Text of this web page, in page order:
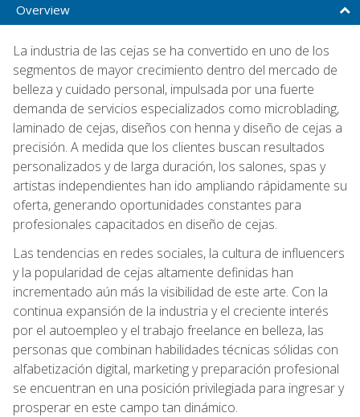
Overview
La industria de las cejas se ha convertido en uno de los
segmentos de mayor crecimiento dentro del mercado de
belleza y cuidado personal, impulsada por una fuerte
demanda de servicios especializados como microblading,
laminado de cejas, diseños con henna y diseño de cejas a
precisión. A medida que los clientes buscan resultados
personalizados y de larga duración, los salones, spas y
artistas independientes han ido ampliando rápidamente su
oferta, generando oportunidades constantes para
profesionales capacitados en diseño de cejas.
Las tendencias en redes sociales, la cultura de influencers
y la popularidad de cejas altamente definidas han
incrementado aún más la visibilidad de este arte. Con la
continua expansión de la industria y el creciente interés
por el autoempleo y el trabajo freelance en belleza, las
personas que combinan habilidades técnicas sólidas con
alfabetización digital, marketing y preparación profesional
se encuentran en una posición privilegiada para ingresar y
prosperar en este campo tan dinámico.